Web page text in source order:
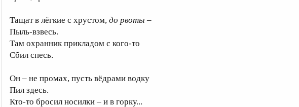
Тащат в лёгкие с хрустом, до рвоты –
Пыль-взвесь.
Там охранник прикладом с кого-то
Сбил спесь.
Он – не промах, пусть вёдрами водку
Пил здесь.
Кто-то бросил носилки – и в горку...